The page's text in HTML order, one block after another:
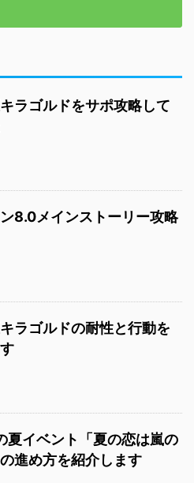
ラゴルドをサポ攻略して
8.0メインストーリー攻略
ラゴルドの耐性と行動を
夏イベント「夏の恋は嵐の
進め方を紹介します